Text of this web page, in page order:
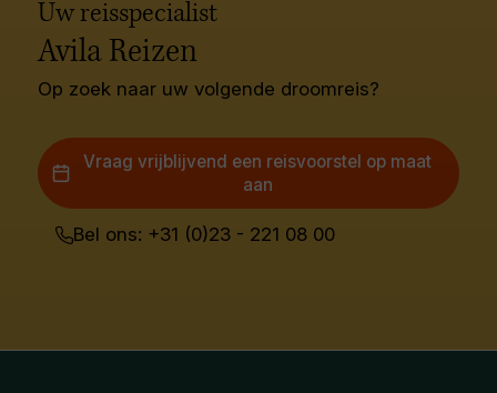
Uw reisspecialist
Avila Reizen
Op zoek naar uw volgende droomreis?
Vraag vrijblijvend een reisvoorstel op maat
aan
Bel ons: +31 (0)23 - 221 08 00